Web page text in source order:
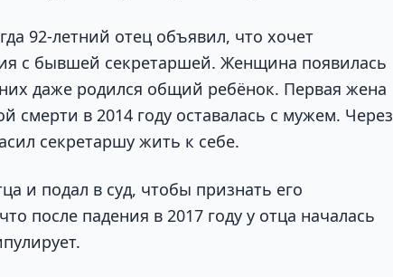
92-летний отец объявил, что хочет
с бывшей секретаршей. Женщина появилась
даже родился общий ребёнок. Первая жена
смерти в 2014 году оставалась с мужем. Через
секретаршу жить к себе.
и подал в суд, чтобы признать его
после падения в 2017 году у отца началась